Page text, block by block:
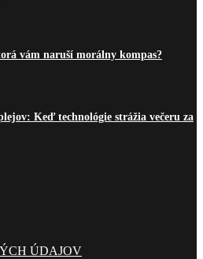
vám naruší morálny kompas?
Keď technológie strážia večeru za
ÚDAJOV